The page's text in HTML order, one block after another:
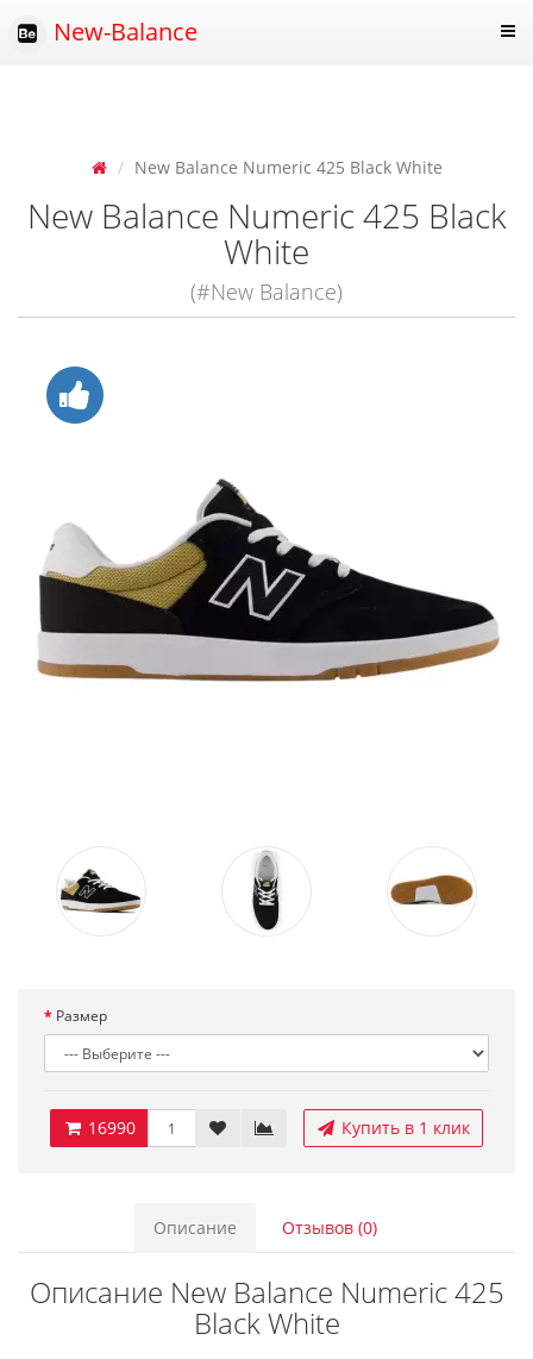
New-Balance
New Balance Numeric 425 Black White
New Balance Numeric 425 Black
White
(#New Balance)
Размер
16990 Купить в 1 клик
Описание Отзывов (0)
Описание New Balance Numeric 425
Black White